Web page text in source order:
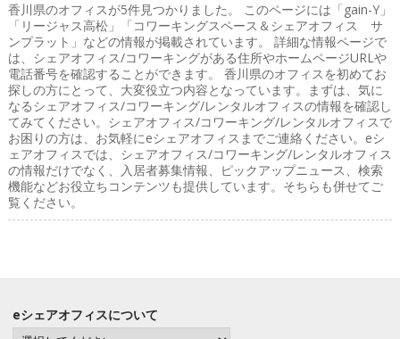
香川県のオフィスが5件見つかりました。 このページには「gain-Y」
「リージャス高松」「コワーキングスペース＆シェアオフィス サ
ンプラット」などの情報が掲載されています。 詳細な情報ページで
は、シェアオフィス/コワーキングがある住所やホームページURLや
電話番号を確認することができます。 香川県のオフィスを初めてお
探しの方にとって、大変役立つ内容となっています。まずは、気に
なるシェアオフィス/コワーキング/レンタルオフィスの情報を確認し
てみてください。シェアオフィス/コワーキング/レンタルオフィスで
お困りの方は、お気軽にeシェアオフィスまでご連絡ください。eシ
ェアオフィスでは、シェアオフィス/コワーキング/レンタルオフィス
の情報だけでなく、入居者募集情報、ピックアップニュース、検索
機能などお役立ちコンテンツも提供しています。そちらも併せてご
覧ください。
eシェアオフィスについて